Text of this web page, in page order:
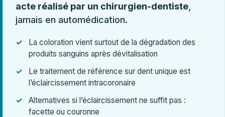
acte réalisé par un chirurgien-dentiste
jamais en automédication.
La coloration vient surtout de la dégradation des
produits sanguins après dévitalisation
Le traitement de référence sur dent unique est
l’éclaircissement intracoronaire
Alternatives si l’éclaircissement ne suffit pas :
facette ou couronne